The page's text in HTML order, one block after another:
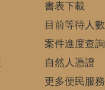
書表下載
目前等待人數
案件進度查詢
自然人憑證
更多便民服務